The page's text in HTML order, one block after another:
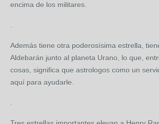
encima de los militares.
Además tiene otra poderosísima estrella,
Aldebarán junto al planeta Urano, lo que,
cosas, significa que astrologos como un
aquí para ayudarle.